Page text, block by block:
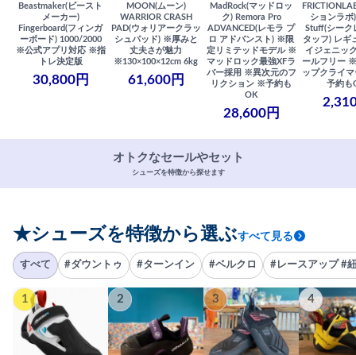
Beastmaker(ビースト
メーカー)
Fingerboard(フィンガ
ーボード) 1000/2000
※公式アプリ対応 ※指
トレ決定版
30,800円
MOON(ムーン)
WARRIOR CRASH
PAD(ウォリアークラッ
シュパッド) ※厚みと
丈夫さが魅力
※130×100×12cm 6kg
61,600円
MadRock(マッドロッ
ク) Remora Pro
ADVANCED(レモラ プ
ロ アドバンスト) ※限
定リミテッドモデル ※
マッドロック最強XFラ
バー採用 ※異次元のフ
リクション ※予約も
OK
28,600円
ションラボ
Stuff(シーク
タッフ) レギ
イジェニッ
ールフリー
ップクライ
予約も
オトクなセールやセット
シューズを特徴から探せます
★シューズを特徴から選ぶすべて見る
すべて #ダウントゥ #ターンイン #ベルクロ #レースアップ #
1 2 3 4